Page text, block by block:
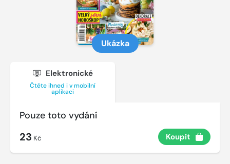
Ukázka
Elektronické
Čtěte ihned i v mobilní
aplikaci
Pouze toto vydání
23 Kč Koupit